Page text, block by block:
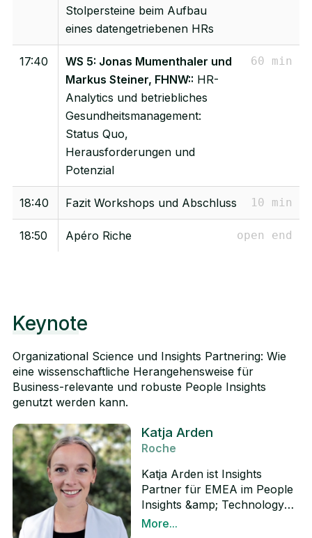
Stolpersteine beim Aufbau
eines datengetriebenen HRs
17:40
WS 5: Jonas Mumenthaler und
Markus Steiner, FHNW:: HR-
Analytics und betriebliches
Gesundheitsmanagement:
Status Quo,
Herausforderungen und
Potenzial
60 min
18:40 Fazit Workshops und Abschluss 10 min
18:50 Apéro Riche open end
Keynote
Organizational Science und Insights Partnering: Wie
eine wissenschaftliche Herangehensweise für
Business-relevante und robuste People Insights
genutzt werden kann.
Katja Arden
Roche
Katja Arden ist Insights
Partner für EMEA im People
Insights &amp; Technology
Team bei Roche. In dieser
More...